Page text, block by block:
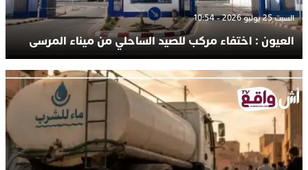
السبت 25 يوليو 2026 - 10:54
العيون : اختفاء مركب للصيد الساحلي من ميناء المرسى